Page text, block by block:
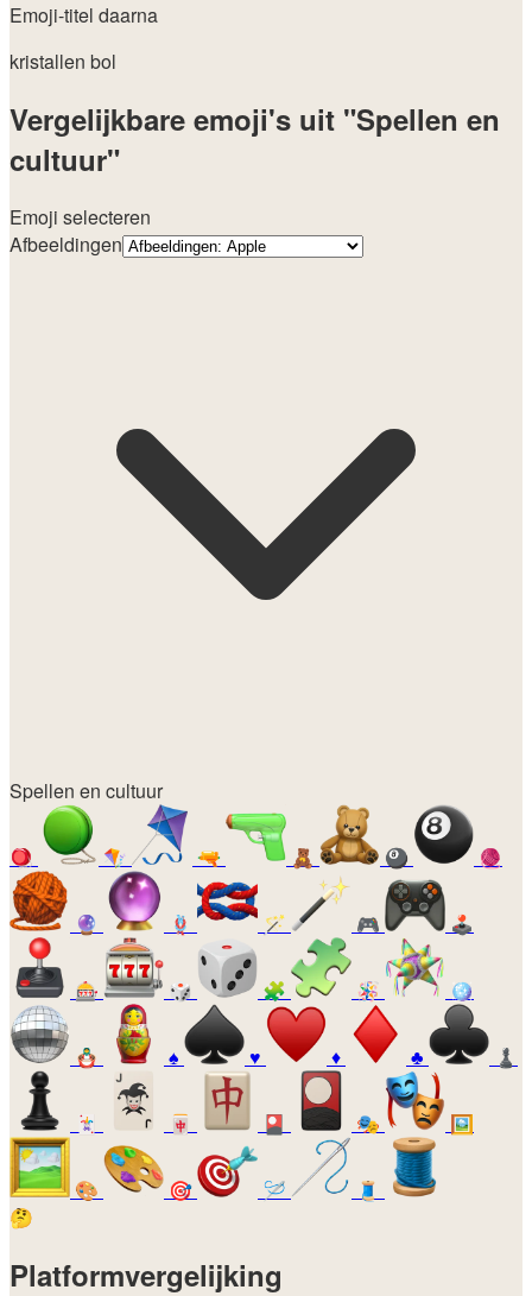
Emoji-titel daarna
kristallen bol
Vergelijkbare emoji's uit "Spellen en
cultuur"
Emoji selecteren
Afbeeldingen
Spellen en cultuur
🪀 🪁 🔫 🧸 🎱 🧶
🔮 🪢 🪄 🎮 🕹️
🎰 🎲 🧩 🪅 🪩
🪆 ♠️ ♥️ ♦️ ♣️ ♟️
🃏 🀄 🎴 🎭 🖼️
🎨 🎯 🪡
🧵
🤔
Platformvergelijking